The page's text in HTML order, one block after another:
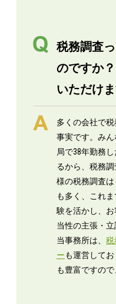
税務調査
のですか
いただけ
多くの会社で
事実です。み
局で38年勤務
るから、税務
様の税務調査
も多く、これ
験を活かし、
当性の主張・立
当事務所は、 税
ーも運営して
も豊富ですので